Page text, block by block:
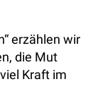
erzählen wir
die Mut
Kraft im